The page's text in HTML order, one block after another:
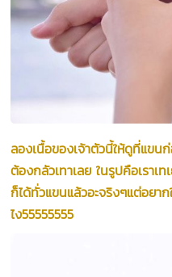
ลองเนื้อของเจ้าตัวนี้ให้ดูที่แขน
ต้องกลัวเทาเลย ในรูปคือเราเ
ก็ได้ทั่วแขนแล้วอะจริงๆแต่อยา
ไง55555555